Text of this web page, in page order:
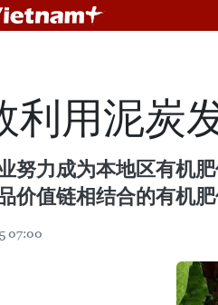
利用泥炭
努力成为本地区有机
价值链相结合的有机肥
07:00